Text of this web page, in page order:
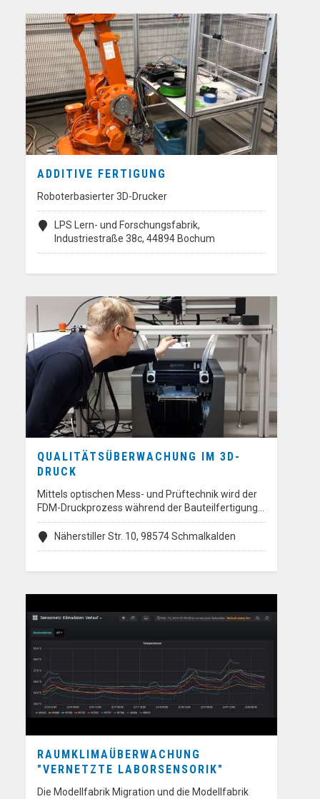
ADDITIVE FERTIGUNG
Roboterbasierter 3D-Drucker
LPS Lern- und Forschungsfabrik,
Industriestraße 38c, 44894 Bochum
QUALITÄTSÜBERWACHUNG IM 3D-
DRUCK
Mittels optischen Mess- und Prüftechnik wird der
FDM-Druckprozess während der Bauteilfertigung…
Näherstiller Str. 10, 98574 Schmalkalden
RAUMKLIMAÜBERWACHUNG
"VERNETZTE LABORSENSORIK"
Die Modellfabrik Migration und die Modellfabrik